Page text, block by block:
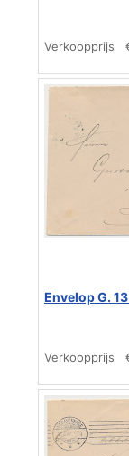
Verkoopprijs
Envelop G.
Verkoopprijs